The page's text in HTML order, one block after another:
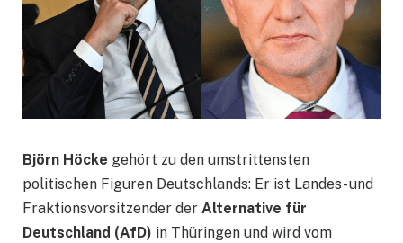
Björn Höcke gehört zu den umstrittensten
politischen Figuren Deutschlands: Er ist Landes- und
Fraktionsvorsitzender der Alternative für
Deutschland (AfD) in Thüringen und wird vom